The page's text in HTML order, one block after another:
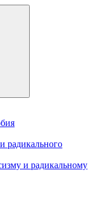
радикального
и радикальному